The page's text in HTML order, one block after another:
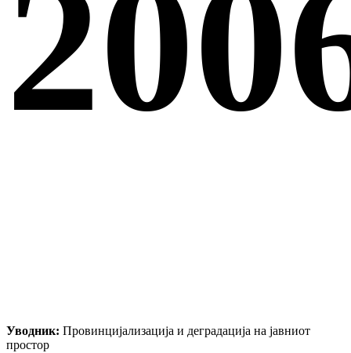
Уводник: Провинцијализација и деградација на јавниот
простор